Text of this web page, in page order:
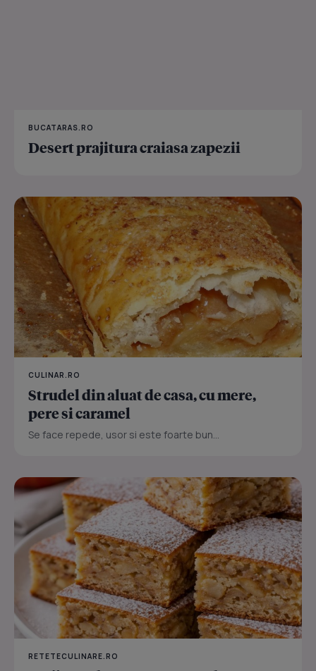
BUCATARAS.RO
Desert prajitura craiasa zapezii
CULINAR.RO
Strudel din aluat de casa, cu mere,
pere si caramel
Se face repede, usor si este foarte bun...
RETETECULINARE.RO